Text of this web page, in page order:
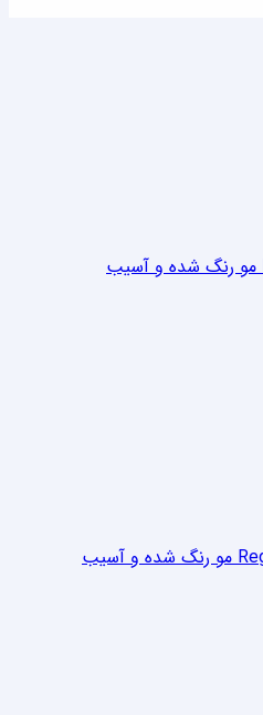
ماسک مو ویتروس مدل Regina مو رنگ شده و آسیب
اسپری دو فاز ویتروس مدل Regina مو رنگ شده و آسیب